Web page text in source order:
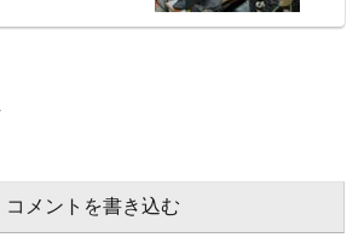
コメントを書き込む